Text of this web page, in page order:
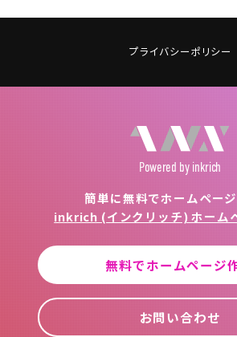
プライバシーポリシー
Powered by inkrich
簡単に無料でホームページ
inkrich (インクリッチ) ホーム
無料でホームページ
お問い合わせ